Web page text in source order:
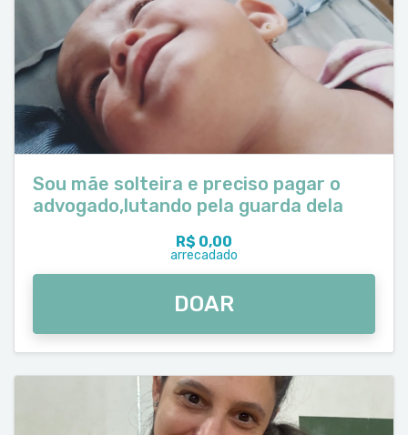
Sou mãe solteira e preciso pagar o
advogado,lutando pela guarda dela
R$ 0,00
arrecadado
DOAR